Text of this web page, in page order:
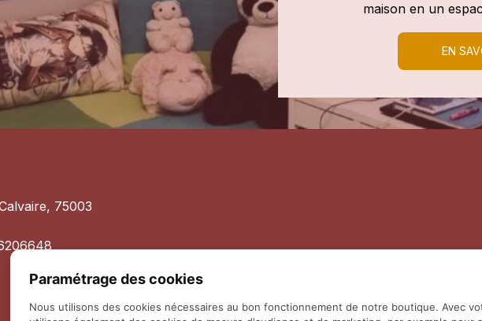
maison en un
EN
75003
Paramétrage des cookies
Nous utilisons des cookies nécessaires au bon fonctionnement de notre boutique. Avec